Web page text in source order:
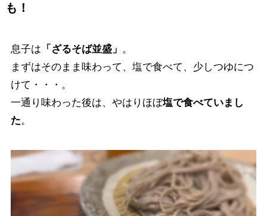
も！
息子は 「ざるそば並盛」 。
まずはそのまま味わって、塩で食べて、少しつゆにつ
けて・・・。
一通り味わった後は、やはりほぼ塩で食べていまし
た。